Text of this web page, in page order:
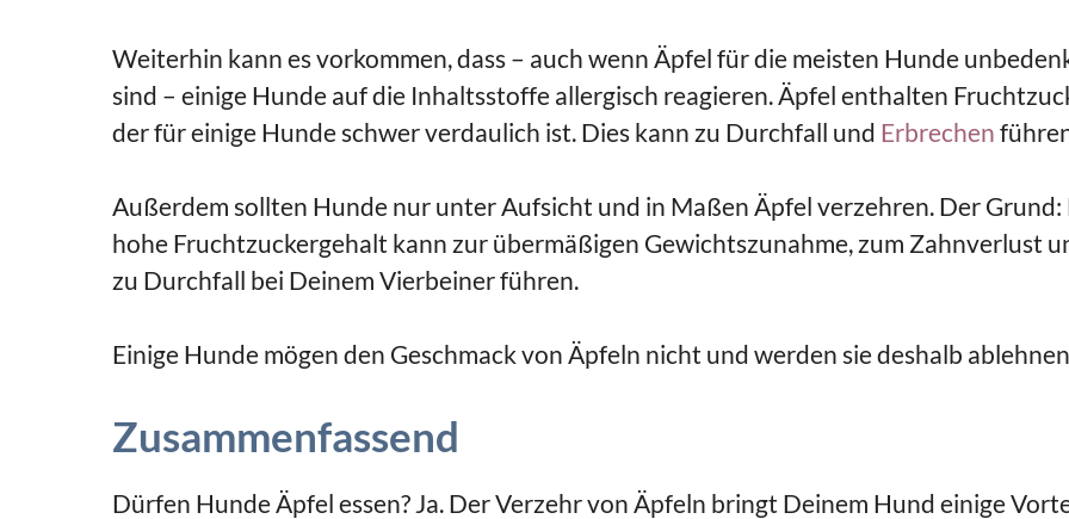
Weiterhin kann es vorkommen, dass – auch wenn Äpfel für die meisten Hunde
sind – einige Hunde auf die Inhaltsstoffe allergisch reagieren. Äpfel enthalten
der für einige Hunde schwer verdaulich ist. Dies kann zu Durchfall und Erbrechen
Außerdem sollten Hunde nur unter Aufsicht und in Maßen Äpfel verzehren. Der Grund:
hohe Fruchtzuckergehalt kann zur übermäßigen Gewichtszunahme, zum Zahnverlust
zu Durchfall bei Deinem Vierbeiner führen.
Einige Hunde mögen den Geschmack von Äpfeln nicht und werden sie deshalb
Zusammenfassend
Dürfen Hunde Äpfel essen? Ja. Der Verzehr von Äpfeln bringt Deinem Hund einige